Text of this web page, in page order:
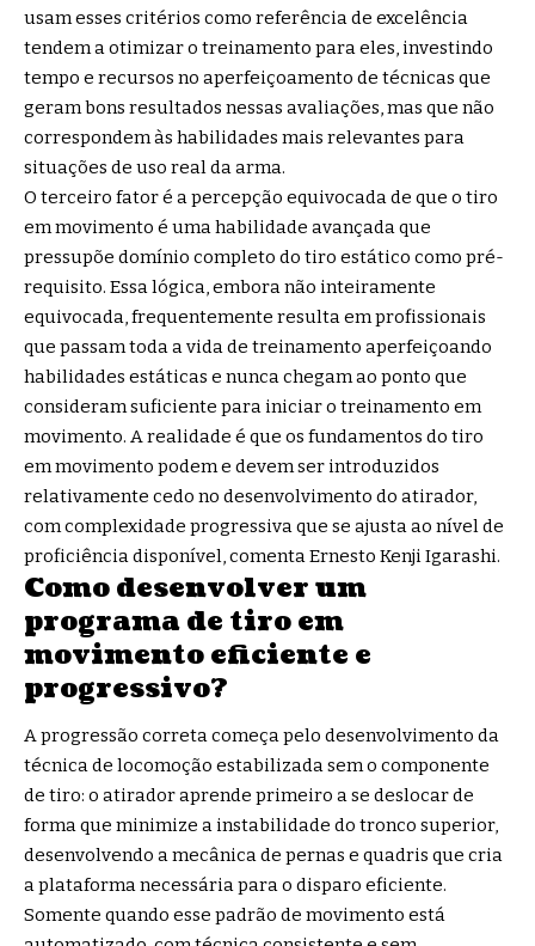
usam esses critérios como referência de excelência
tendem a otimizar o treinamento para eles, investindo
tempo e recursos no aperfeiçoamento de técnicas que
geram bons resultados nessas avaliações, mas que não
correspondem às habilidades mais relevantes para
situações de uso real da arma.
O terceiro fator é a percepção equivocada de que o tiro
em movimento é uma habilidade avançada que
pressupõe domínio completo do tiro estático como pré-
requisito. Essa lógica, embora não inteiramente
equivocada, frequentemente resulta em profissionais
que passam toda a vida de treinamento aperfeiçoando
habilidades estáticas e nunca chegam ao ponto que
consideram suficiente para iniciar o treinamento em
movimento. A realidade é que os fundamentos do tiro
em movimento podem e devem ser introduzidos
relativamente cedo no desenvolvimento do atirador,
com complexidade progressiva que se ajusta ao nível de
proficiência disponível, comenta Ernesto Kenji Igarashi.
Como desenvolver um
programa de tiro em
movimento eficiente e
progressivo?
A progressão correta começa pelo desenvolvimento da
técnica de locomoção estabilizada sem o componente
de tiro: o atirador aprende primeiro a se deslocar de
forma que minimize a instabilidade do tronco superior,
desenvolvendo a mecânica de pernas e quadris que cria
a plataforma necessária para o disparo eficiente.
Somente quando esse padrão de movimento está